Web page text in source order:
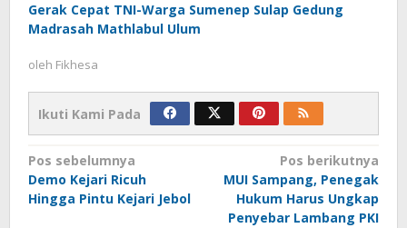
Gerak Cepat TNI-Warga Sumenep Sulap Gedung
Madrasah Mathlabul Ulum
oleh Fikhesa
Ikuti Kami Pada
Navigasi
pos
Pos sebelumnya
Demo Kejari Ricuh
Hingga Pintu Kejari Jebol
Pos berikutnya
MUI Sampang, Penegak
Hukum Harus Ungkap
Penyebar Lambang PKI